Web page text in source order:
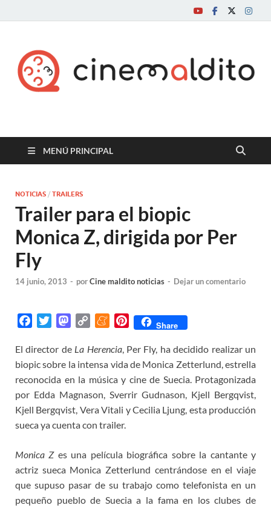
Cine maldito
MENÚ PRINCIPAL
NOTICIAS / TRAILERS
Trailer para el biopic
Monica Z, dirigida por Per
Fly
14 junio, 2013 - porCine maldito noticias - Dejar un comentario
c
e
b
o
o
k
i
t
t
e
r
M
s
t
o
d
o
n
p
y
L
i
n
k
M
n
e
a
m
e
P
n
t
e
r
e
Share
El director de La Herencia, Per Fly, ha decidido realizar un
biopic sobre la intensa vida de Monica Zetterlund, estrella
reconocida en la música y cine de Suecia. Protagonizada
por Edda Magnason, Sverrir Gudnason, Kjell Bergqvist,
Kjell Bergqvist, Vera Vitali y Cecilia Ljung, esta producción
sueca ya cuenta con trailer.
Monica Zes una película biográfica sobre la cantante y
actriz sueca Monica Zetterlund centrándose en el viaje
que supuso pasar de su trabajo como telefonista en un
pequeño pueblo de Suecia a la fama en los clubes de